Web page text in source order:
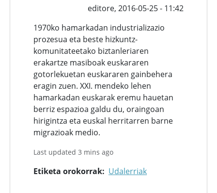
editore, 2016-05-25 - 11:42
1970ko hamarkadan industrializazio
prozesua eta beste hizkuntz-
komunitateetako biztanleriaren
erakartze masiboak euskararen
gotorlekuetan euskararen gainbehera
eragin zuen. XXI. mendeko lehen
hamarkadan euskarak eremu hauetan
berriz espazioa galdu du, oraingoan
hirigintza eta euskal herritarren barne
migrazioak medio.
Last updated 3 mins ago
Etiketa orokorrak Udalerriak